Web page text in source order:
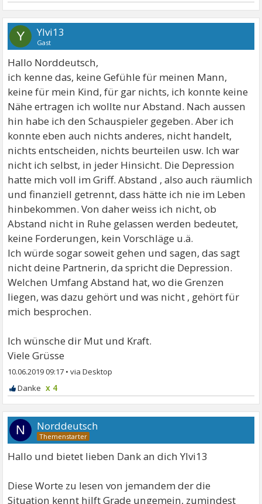
Y Ylvi13
Gast
Hallo Norddeutsch,
ich kenne das, keine Gefühle für meinen Mann,
keine für mein Kind, für gar nichts, ich konnte keine
Nähe ertragen ich wollte nur Abstand. Nach aussen
hin habe ich den Schauspieler gegeben. Aber ich
konnte eben auch nichts anderes, nicht handelt,
nichts entscheiden, nichts beurteilen usw. Ich war
nicht ich selbst, in jeder Hinsicht. Die Depression
hatte mich voll im Griff. Abstand , also auch räumlich
und finanziell getrennt, dass hätte ich nie im Leben
hinbekommen. Von daher weiss ich nicht, ob
Abstand nicht in Ruhe gelassen werden bedeutet,
keine Forderungen, kein Vorschläge u.ä.
Ich würde sogar soweit gehen und sagen, das sagt
nicht deine Partnerin, da spricht die Depression.
Welchen Umfang Abstand hat, wo die Grenzen
liegen, was dazu gehört und was nicht , gehört für
mich besprochen.
Ich wünsche dir Mut und Kraft.
Viele Grüsse
10.06.2019 09:17 •
x 4
N Norddeutsch
Hallo und bietet lieben Dank an dich Ylvi13
Diese Worte zu lesen von jemandem der die
Situation kennt hilft Grade ungemein, zumindest